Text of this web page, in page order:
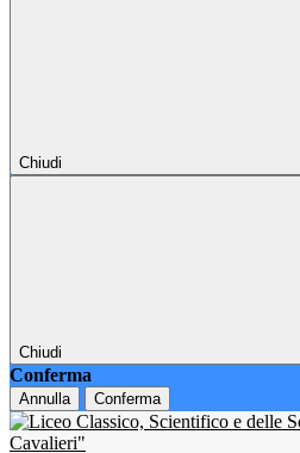
Chiudi
Chiudi
Conferma
Annulla Conferma